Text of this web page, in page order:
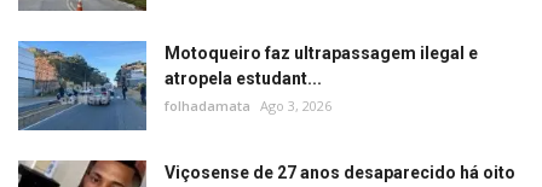
Motoqueiro faz ultrapassagem ilegal e
atropela estudant...
folhadamata Ago 3, 2026
Viçosense de 27 anos desaparecido há oito